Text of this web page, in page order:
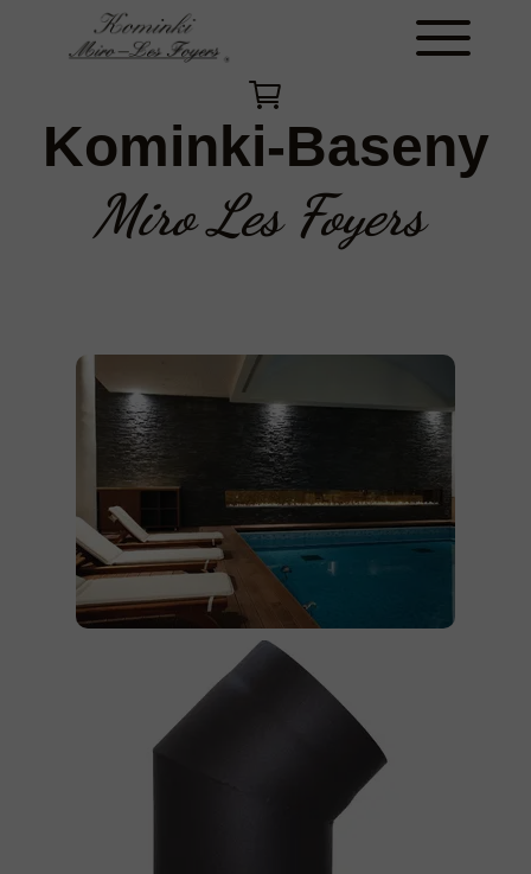
Kominki-Baseny
Miro Les Foyers